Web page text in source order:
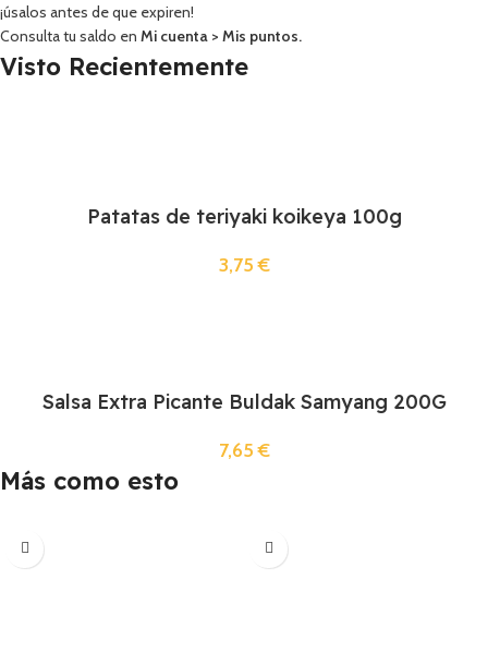
¡úsalos antes de que expiren!
Consulta tu saldo en Mi cuenta > Mis puntos.
Visto Recientemente
Patatas de teriyaki koikeya 100g
3,75€
Salsa Extra Picante Buldak Samyang 200G
7,65€
Más como esto